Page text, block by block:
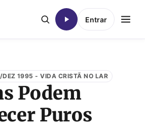
Entrar
1995 - VIDA CRISTÃ NO LAR
Podem
Puros